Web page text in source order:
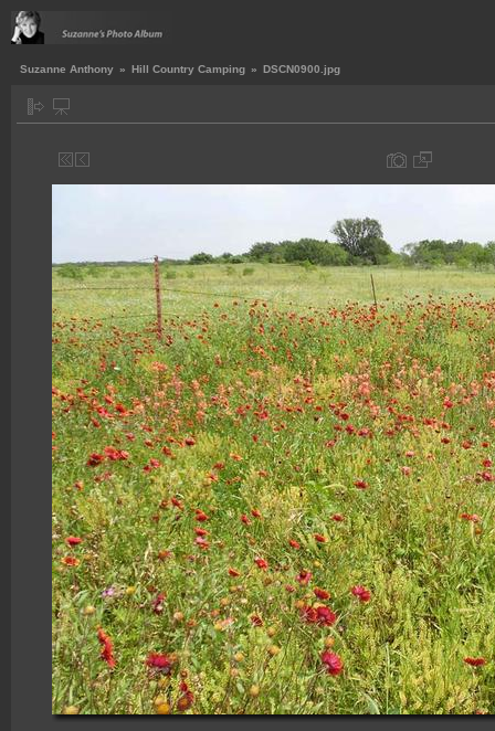
Suzanne Anthony » Hill Country Camping » DSCN0900.jpg